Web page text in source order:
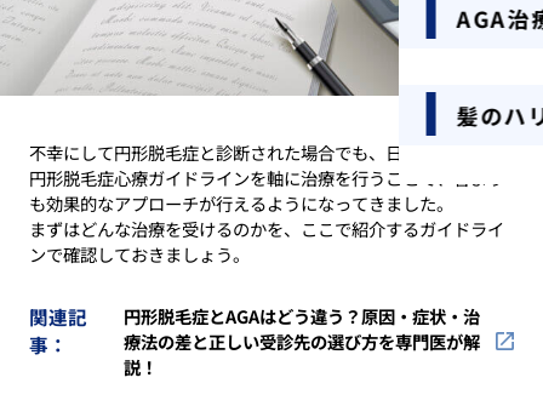
AGA治
髪のハ
不幸にして円形脱毛症と診断された場合でも、日本皮膚科学会
円形脱毛症心療ガイドラインを軸に治療を行うことで、昔より
も効果的なアプローチが行えるようになってきました。
まずはどんな治療を受けるのかを、ここで紹介するガイドライ
ンで確認しておきましょう。
関連記
事：
円形脱毛症とAGAはどう違う？原因・症状・治
療法の差と正しい受診先の選び方を専門医が解
説！